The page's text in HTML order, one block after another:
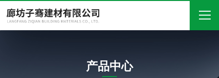
关于我们
产品中心